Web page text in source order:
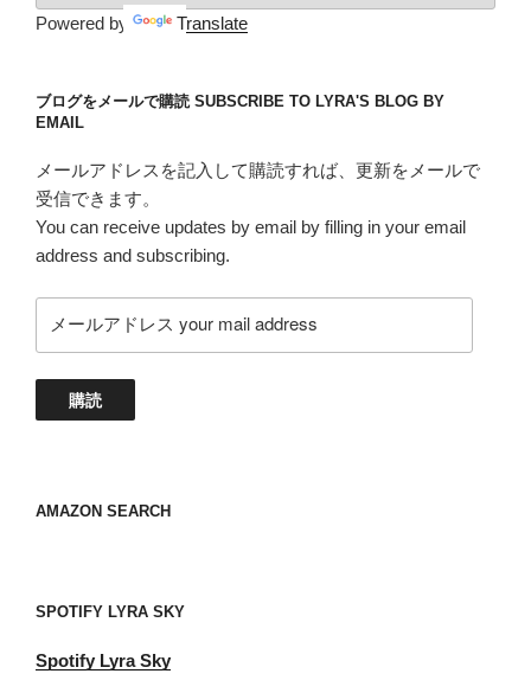
Powered by Translate
ブログをメールで購読 SUBSCRIBE TO LYRA'S BLOG BY
EMAIL
メールアドレスを記入して購読すれば、更新をメールで
受信できます。
You can receive updates by email by filling in your email
address and subscribing.
ー
ド
your
購読
AMAZON SEARCH
SPOTIFY LYRA SKY
Spotify Lyra Sky